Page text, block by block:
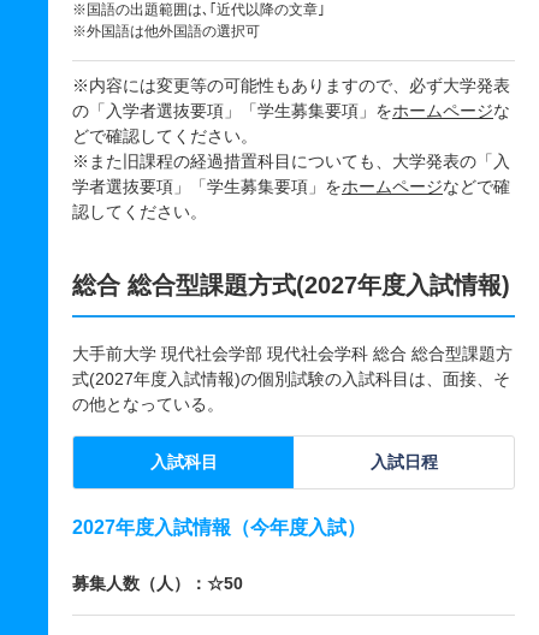
※国語の出題範囲は､｢近代以降の文章｣
※外国語は他外国語の選択可
※内容には変更等の可能性もありますので、必ず大学発表
の「入学者選抜要項」「学生募集要項」をホームページな
どで確認してください。
※また旧課程の経過措置科目についても、大学発表の「入
学者選抜要項」「学生募集要項」をホームページなどで確
認してください。
総合 総合型課題方式(2027年度入試情報)
大手前大学 現代社会学部 現代社会学科 総合 総合型課題方
式(2027年度入試情報)の個別試験の入試科目は、面接、そ
の他となっている。
入試科目 入試日程
2027年度入試情報（今年度入試）
募集人数（人）：☆50